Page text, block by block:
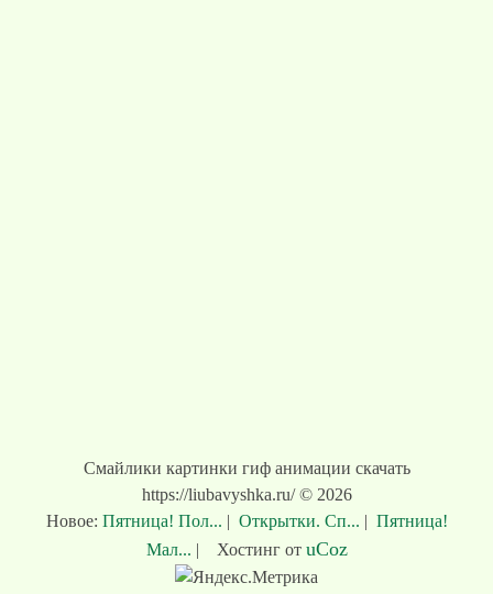
Смайлики картинки гиф анимации скачать
https://liubavyshka.ru/ © 2026
Новое: Пятница! Пол... | Открытки. Сп... | Пятница!
Мал... | Хостинг от uCoz